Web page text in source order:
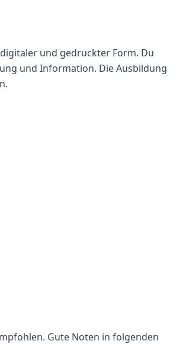
und gedruckter Form. Du
und Information. Die Ausbildung
. Gute Noten in folgenden